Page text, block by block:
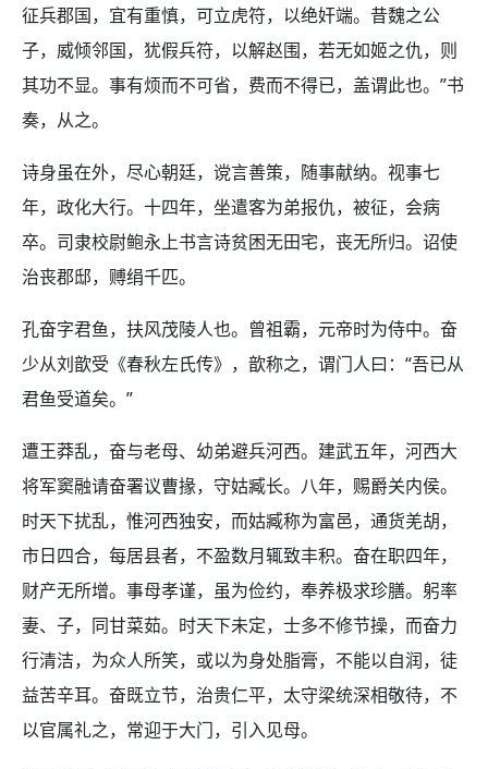
征兵郡国，宜有重慎，可立虎符，以绝奸端。昔魏之公
子，威倾邻国，犹假兵符，以解赵围，若无如姬之仇，则
其功不显。事有烦而不可省，费而不得已，盖谓此也。”书
奏，从之。
诗身虽在外，尽心朝廷，谠言善策，随事献纳。视事七
年，政化大行。十四年，坐遣客为弟报仇，被征，会病
卒。司隶校尉鲍永上书言诗贫困无田宅，丧无所归。诏使
治丧郡邸，赙绢千匹。
孔奋字君鱼，扶风茂陵人也。曾祖霸，元帝时为侍中。奋
少从刘歆受《春秋左氏传》，歆称之，谓门人曰：“吾已从
君鱼受道矣。”
遭王莽乱，奋与老母、幼弟避兵河西。建武五年，河西大
将军窦融请奋署议曹掾，守姑臧长。八年，赐爵关内侯。
时天下扰乱，惟河西独安，而姑臧称为富邑，通货羌胡，
市日四合，每居县者，不盈数月辄致丰积。奋在职四年，
财产无所增。事母孝谨，虽为俭约，奉养极求珍膳。躬率
妻、子，同甘菜茹。时天下未定，士多不修节操，而奋力
行清洁，为众人所笑，或以为身处脂膏，不能以自润，徒
益苦辛耳。奋既立节，治贵仁平，太守梁统深相敬待，不
以官属礼之，常迎于大门，引入见母。